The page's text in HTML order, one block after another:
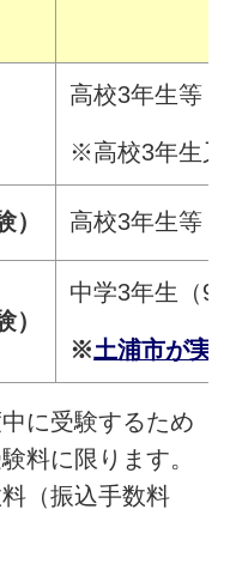
高校3年生等
※高校3年生又
） 高校3年生等
）
中学3年生（9
※土浦市が実
に受験するため
料に限ります。
（振込手数料